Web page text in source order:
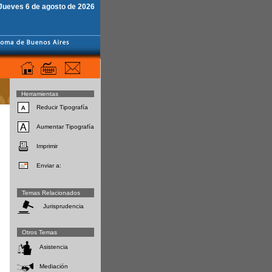
6 de agosto de 2026
Herramientas
Reducir Tipografía
Aumentar Tipografía
Imprimir
Enviar a:
Temas Relacionados
Jurisprudencia
Otros Temas
Asistencia
Mediación